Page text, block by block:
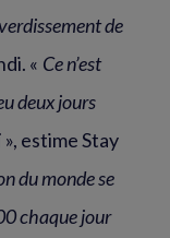
de
« Ce n’est
deux jours
», estime Stay
du monde se
chaque jour